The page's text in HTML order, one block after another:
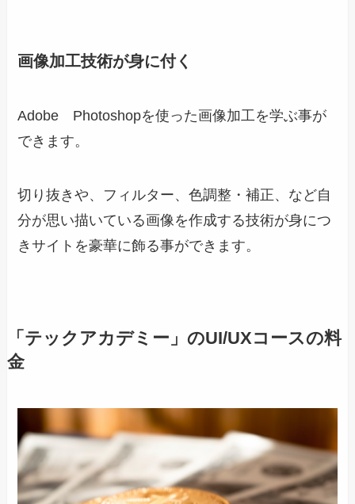
画像加工技術が身に付く
Adobe Photoshopを使った画像加工を学ぶ事が
できます。
切り抜きや、フィルター、色調整・補正、など自
分が思い描いている画像を作成する技術が身につ
きサイトを豪華に飾る事ができます。
「テックアカデミー」のUI/UXコースの料
金